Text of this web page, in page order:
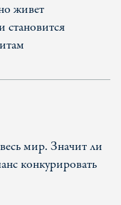
живет
становится
мир. Значит ли
конкурировать